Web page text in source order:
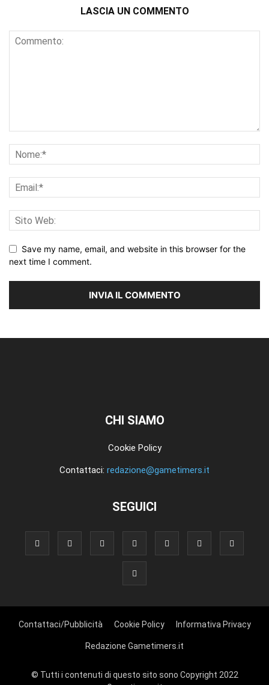
LASCIA UN COMMENTO
Save my name, email, and website in this browser for the
next time I comment.
CHI SIAMO
Cookie Policy
Contattaci: redazione@gametimers.it
SEGUICI
Contattaci/Pubblicità Cookie Policy Informativa Privacy
Redazione Gametimers.it
© Tutti i contenuti di questo sito sono Copyright 2022